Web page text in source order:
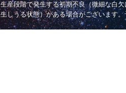
生産段階で発生する初期不良（微細な白
生しうる状態）がある場合がございます